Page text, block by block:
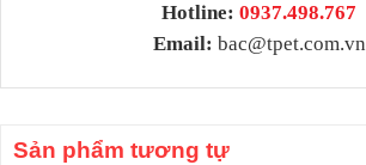
Hotline: 0937.498.767
Email: bac@tpet.com.vn
Sản phẩm tương tự